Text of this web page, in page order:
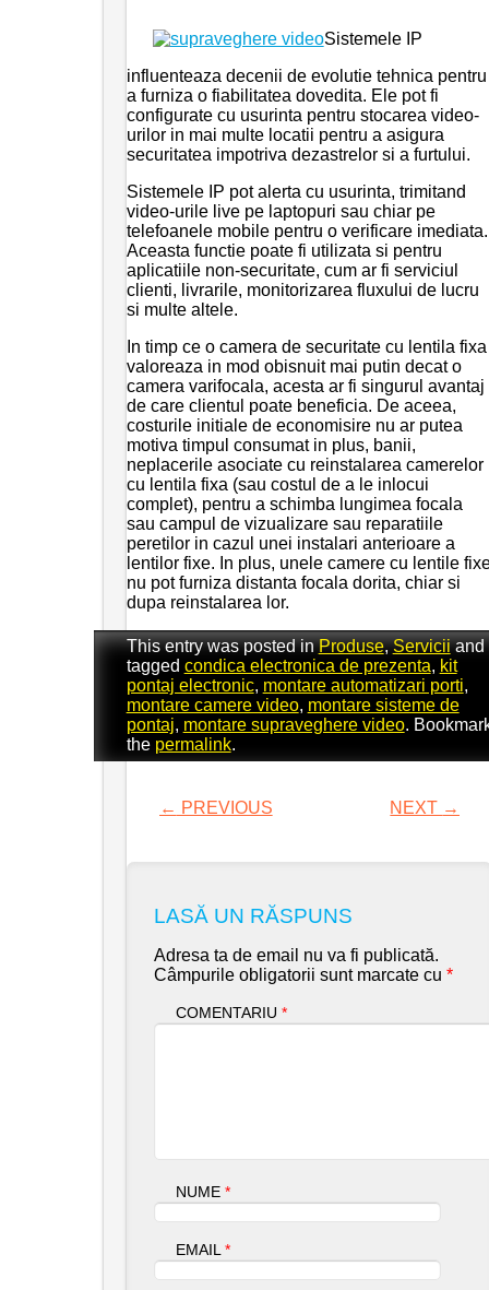
Sistemele IP
influenteaza decenii de evolutie tehnica pentru
a furniza o fiabilitatea dovedita. Ele pot fi
configurate cu usurinta pentru stocarea video-
urilor in mai multe locatii pentru a asigura
securitatea impotriva dezastrelor si a furtului.
Sistemele IP pot alerta cu usurinta, trimitand
video-urile live pe laptopuri sau chiar pe
telefoanele mobile pentru o verificare imediata.
Aceasta functie poate fi utilizata si pentru
aplicatiile non-securitate, cum ar fi serviciul
clienti, livrarile, monitorizarea fluxului de lucru
si multe altele.
In timp ce o camera de securitate cu lentila fixa
valoreaza in mod obisnuit mai putin decat o
camera varifocala, acesta ar fi singurul avantaj
de care clientul poate beneficia. De aceea,
costurile initiale de economisire nu ar putea
motiva timpul consumat in plus, banii,
neplacerile asociate cu reinstalarea camerelor
cu lentila fixa (sau costul de a le inlocui
complet), pentru a schimba lungimea focala
sau campul de vizualizare sau reparatiile
peretilor in cazul unei instalari anterioare a
lentilor fixe. In plus, unele camere cu lentile
nu pot furniza distanta focala dorita, chiar si
dupa reinstalarea lor.
This entry was posted inProduse,Serviciiand
tagged condica electronica de prezenta, kit
pontaj electronic, montare automatizari porti,
montare camere video, montare sisteme de
pontaj, montare supraveghere video.
the permalink.
POST NAVIGATION
← PREVIOUS NEXT →
LASĂ UN RĂSPUNS
Adresa ta de email nu va fi publicată.
Câmpurile obligatorii sunt marcate cu *
COMENTARIU *
NUME *
EMAIL *